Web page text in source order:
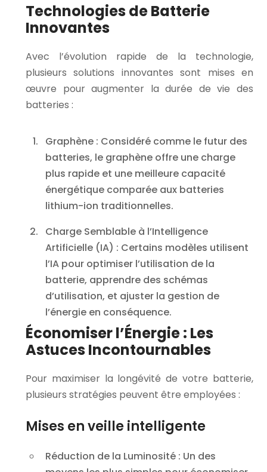
Technologies de Batterie
Innovantes
Avec l’évolution rapide de la technologie,
plusieurs solutions innovantes sont mises en
œuvre pour augmenter la durée de vie des
batteries :
Graphène : Considéré comme le futur des
batteries, le graphène offre une charge
plus rapide et une meilleure capacité
énergétique comparée aux batteries
lithium-ion traditionnelles.
Charge Semblable à l’Intelligence
Artificielle (IA) : Certains modèles utilisent
l’IA pour optimiser l’utilisation de la
batterie, apprendre des schémas
d’utilisation, et ajuster la gestion de
l’énergie en conséquence.
Économiser l’Énergie : Les
Astuces Incontournables
Pour maximiser la longévité de votre batterie,
plusieurs stratégies peuvent être employées :
Mises en veille intelligente
Réduction de la Luminosité : Un des